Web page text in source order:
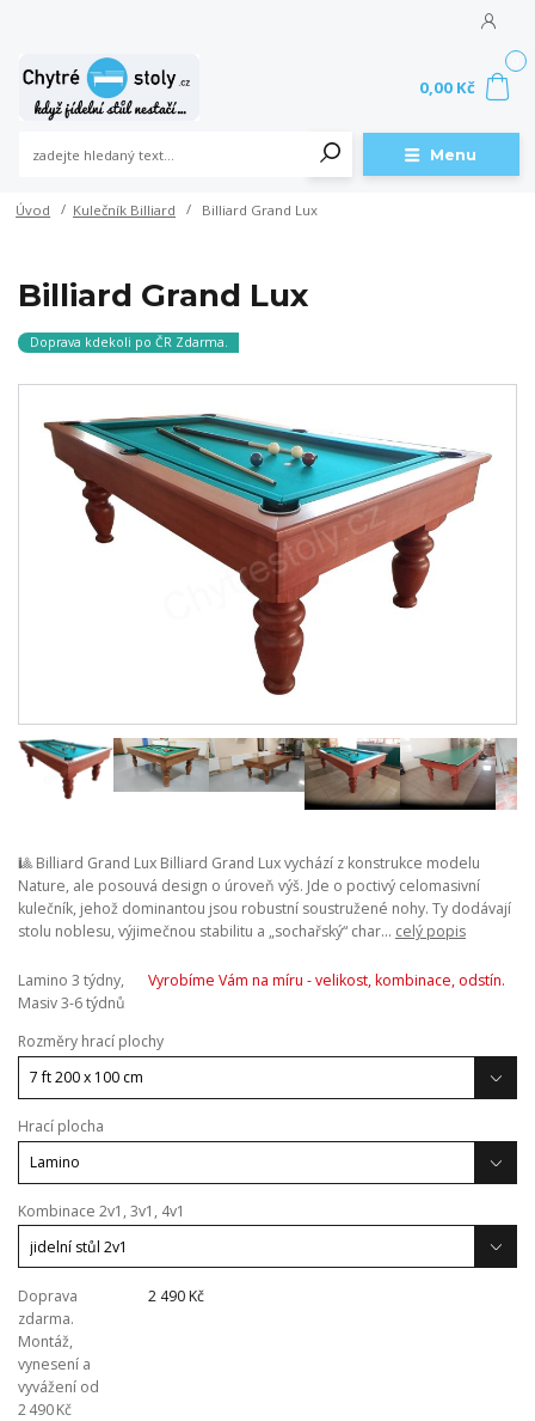
Menu
0,00 Kč
Úvod Kulečník Billiard Billiard Grand Lux
Billiard Grand Lux
Doprava kdekoli po ČR Zdarma.
🎱 Billiard Grand Lux Billiard Grand Lux vychází z konstrukce modelu
Nature, ale posouvá design o úroveň výš. Jde o poctivý celomasivní
kulečník, jehož dominantou jsou robustní soustružené nohy. Ty dodávají
stolu noblesu, výjimečnou stabilitu a „sochařský“ char... celý popis
Lamino 3 týdny,
Masiv 3-6 týdnů
Vyrobíme Vám na míru - velikost, kombinace, odstín.
Rozměry hrací plochy
Hrací plocha
Kombinace 2v1, 3v1, 4v1
Doprava
zdarma.
Montáž,
vynesení a
vyvážení od
2 490 Kč
2 490 Kč